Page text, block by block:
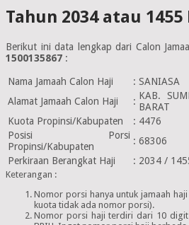
Tahun 2034 atau 1455
Berikut ini data lengkap dari Calon
1500135867 :
Nama Jamaah Calon Haji : SANIASA
Alamat Jamaah Calon Haji
: KAB.
BARAT
Kuota Propinsi/Kabupaten
: 4476
Posisi Porsi
Propinsi/Kabupaten
: 68306
Perkiraan Berangkat Haji
: 2034 /
Keterangan :
Nomor porsi hanya untuk jamaah
kuota tidak ada nomor porsi).
Nomor porsi haji terdiri dari 10